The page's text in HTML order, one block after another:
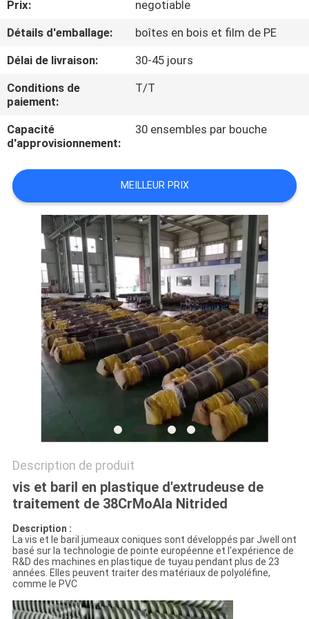
CONTRÔLE
DE
QUALITÉ
CONTACTEZ-
NOUS
NOUVELLES
PLAN
PRIVACY
POLICY
Prix:
negotiable
Détails d'emballage:
boîtes en bois et film de PE
Délai de livraison:
30-45 jours
Conditions de
paiement:
T/T
Capacité
d'approvisionnement:
30 ensembles par bouche
MEILLEUR PRIX
Description de produit
vis et baril en plastique d'extrudeuse de
traitement de 38CrMoAla Nitrided
Description :
La vis et le baril jumeaux coniques sont développés par Jwell ont
basé sur la technologie de pointe européenne et l'expérience de
R&D des machines en plastique de tuyau pendant plus de 23
années. Elles peuvent traiter des matériaux de polyoléfine,
comme le PVC